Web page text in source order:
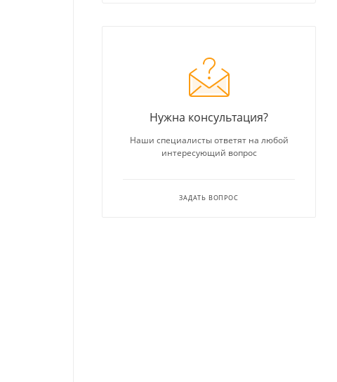
Нужна консультация?
Наши специалисты ответят на любой
интересующий вопрос
ЗАДАТЬ ВОПРОС